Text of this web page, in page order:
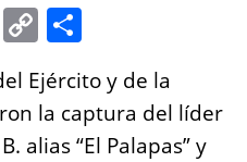
E
m
C
p
y
a
re
Ejército y de la
la captura del líder
alias “El Palapas” y